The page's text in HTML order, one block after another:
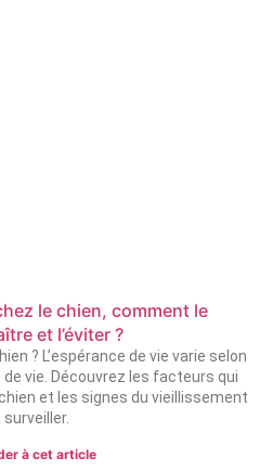
le chien, comment le
et l’éviter ?
? L’espérance de vie varie selon
de vie. Découvrez les facteurs qui
et les signes du vieillissement
surveiller.
à cet article